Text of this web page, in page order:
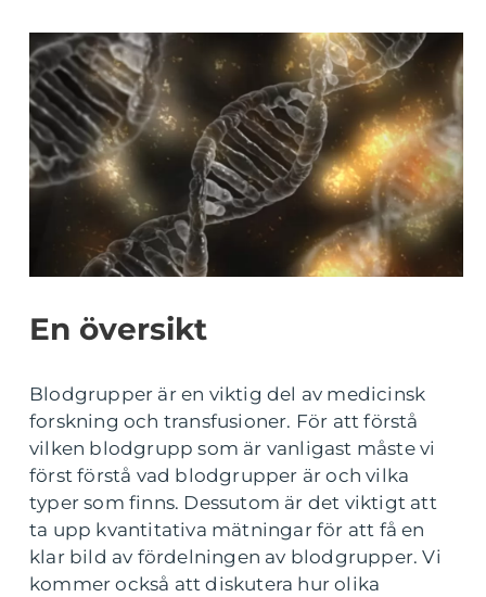
En översikt
Blodgrupper är en viktig del av medicinsk
forskning och transfusioner. För att förstå
vilken blodgrupp som är vanligast måste vi
först förstå vad blodgrupper är och vilka
typer som finns. Dessutom är det viktigt att
ta upp kvantitativa mätningar för att få en
klar bild av fördelningen av blodgrupper. Vi
kommer också att diskutera hur olika